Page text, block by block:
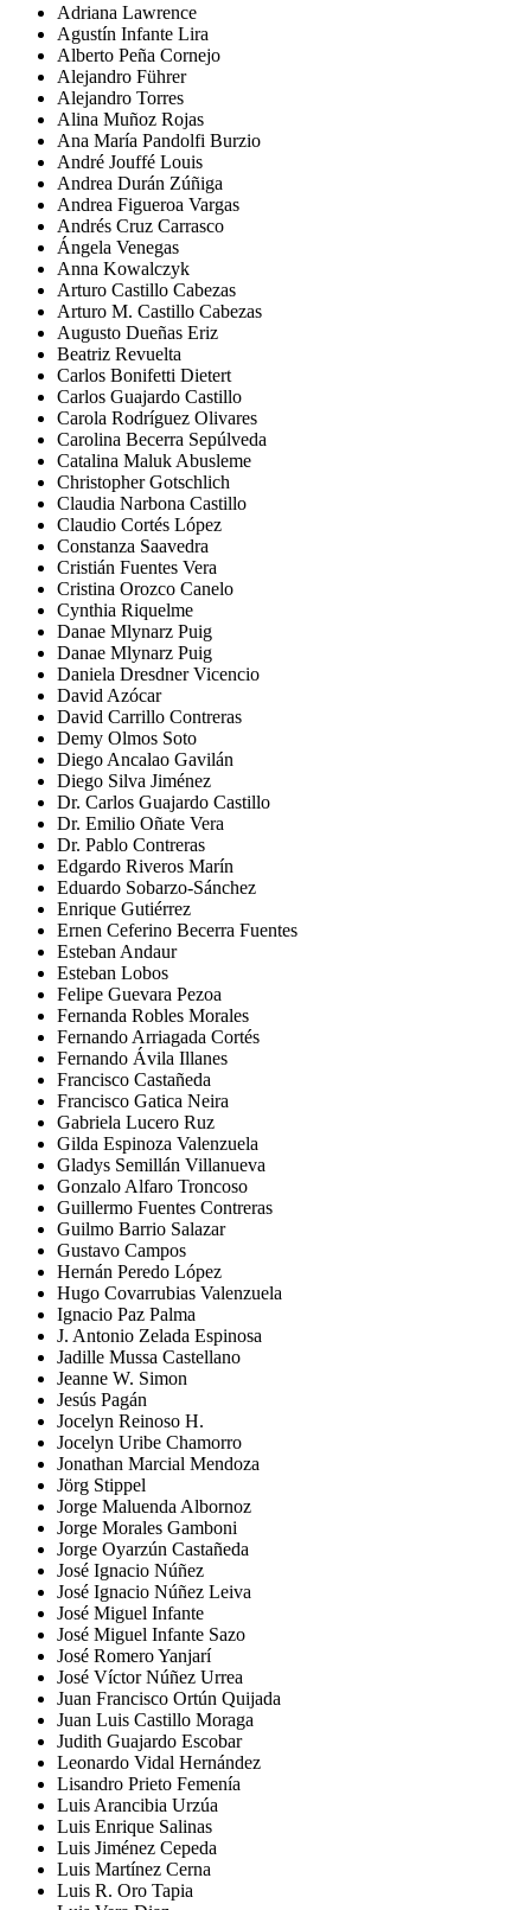
Adriana Lawrence
Agustín Infante Lira
Alberto Peña Cornejo
Alejandro Führer
Alejandro Torres
Alina Muñoz Rojas
Ana María Pandolfi Burzio
André Jouffé Louis
Andrea Durán Zúñiga
Andrea Figueroa Vargas
Andrés Cruz Carrasco
Ángela Venegas
Anna Kowalczyk
Arturo Castillo Cabezas
Arturo M. Castillo Cabezas
Augusto Dueñas Eriz
Beatriz Revuelta
Carlos Bonifetti Dietert
Carlos Guajardo Castillo
Carola Rodríguez Olivares
Carolina Becerra Sepúlveda
Catalina Maluk Abusleme
Christopher Gotschlich
Claudia Narbona Castillo
Claudio Cortés López
Constanza Saavedra
Cristián Fuentes Vera
Cristina Orozco Canelo
Cynthia Riquelme
Danae Mlynarz Puig
Danae Mlynarz Puig
Daniela Dresdner Vicencio
David Azócar
David Carrillo Contreras
Demy Olmos Soto
Diego Ancalao Gavilán
Diego Silva Jiménez
Dr. Carlos Guajardo Castillo
Dr. Emilio Oñate Vera
Dr. Pablo Contreras
Edgardo Riveros Marín
Eduardo Sobarzo-Sánchez
Enrique Gutiérrez
Ernen Ceferino Becerra Fuentes
Esteban Andaur
Esteban Lobos
Felipe Guevara Pezoa
Fernanda Robles Morales
Fernando Arriagada Cortés
Fernando Ávila Illanes
Francisco Castañeda
Francisco Gatica Neira
Gabriela Lucero Ruz
Gilda Espinoza Valenzuela
Gladys Semillán Villanueva
Gonzalo Alfaro Troncoso
Guillermo Fuentes Contreras
Guilmo Barrio Salazar
Gustavo Campos
Hernán Peredo López
Hugo Covarrubias Valenzuela
Ignacio Paz Palma
J. Antonio Zelada Espinosa
Jadille Mussa Castellano
Jeanne W. Simon
Jesús Pagán
Jocelyn Reinoso H.
Jocelyn Uribe Chamorro
Jonathan Marcial Mendoza
Jörg Stippel
Jorge Maluenda Albornoz
Jorge Morales Gamboni
Jorge Oyarzún Castañeda
José Ignacio Núñez
José Ignacio Núñez Leiva
José Miguel Infante
José Miguel Infante Sazo
José Romero Yanjarí
José Víctor Núñez Urrea
Juan Francisco Ortún Quijada
Juan Luis Castillo Moraga
Judith Guajardo Escobar
Leonardo Vidal Hernández
Lisandro Prieto Femenía
Luis Arancibia Urzúa
Luis Enrique Salinas
Luis Jiménez Cepeda
Luis Martínez Cerna
Luis R. Oro Tapia